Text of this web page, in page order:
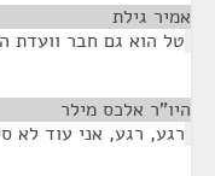
אמיר גילת
טל הוא גם חבר וועדת
היו"ר אלכס מילר
רגע, רגע, אני עוד לא